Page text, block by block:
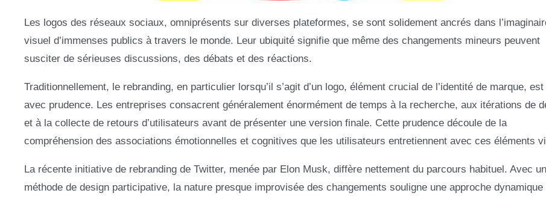
Les logos des réseaux sociaux, omniprésents sur diverses plateformes, se sont solidement ancrés dans
visuel d’immenses publics à travers le monde. Leur ubiquité signifie que même des changements mineurs peuvent
susciter de sérieuses discussions, des débats et des réactions.
Traditionnellement, le rebranding, en particulier lorsqu’il s’agit d’un logo, élément crucial de l’identité de marque, est
avec prudence. Les entreprises consacrent généralement énormément de temps à la recherche, aux itérations de
et à la collecte de retours d’utilisateurs avant de présenter une version finale. Cette prudence découle de la
compréhension des associations émotionnelles et cognitives que les utilisateurs entretiennent avec ces éléments
La récente initiative de rebranding de Twitter, menée par Elon Musk, diffère nettement du parcours habituel. Avec
méthode de design participative, la nature presque improvisée des changements souligne une approche dynamique